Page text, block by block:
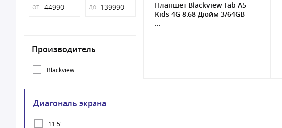
от до
Производитель
Blackview
Диагональ экрана
11.5"
Планшет Blackview Tab A5
Kids 4G 8.68 Дюйм 3/64GB
...